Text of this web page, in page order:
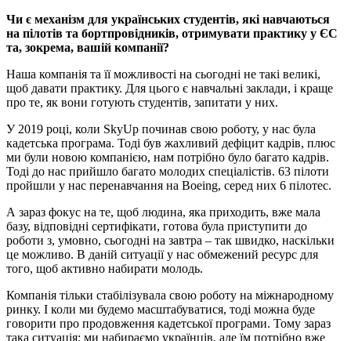
Чи є механізм для українських студентів, які навчаються
на пілотів та бортпровідників, отримувати практику у ЄС
та, зокрема, вашій компанії?
Наша компанія та її можливості на сьогодні не такі великі,
щоб давати практику. Для цього є навчальні заклади, і краще
про те, як вони готують студентів, запитати у них.
У 2019 році, коли SkyUp починав свою роботу, у нас була
кадетська програма. Тоді був жахливий дефіцит кадрів, плюс
ми були новою компанією, нам потрібно було багато кадрів.
Тоді до нас прийшло багато молодих спеціалістів. 63 пілоти
пройшли у нас перенавчання на Boeing, серед них 6 пілотес.
А зараз фокус на те, щоб людина, яка приходить, вже мала
базу, відповідні сертифікати, готова була приступити до
роботи з, умовно, сьогодні на завтра – так швидко, наскільки
це можливо. В даній ситуації у нас обмежений ресурс для
того, щоб активно набирати молодь.
Компанія тільки стабілізувала свою роботу на міжнародному
ринку. І коли ми будемо масштабуватися, тоді можна буде
говорити про продовження кадетської програми. Тому зараз
така ситуація: ми набираємо українців, але їм потрібно вже